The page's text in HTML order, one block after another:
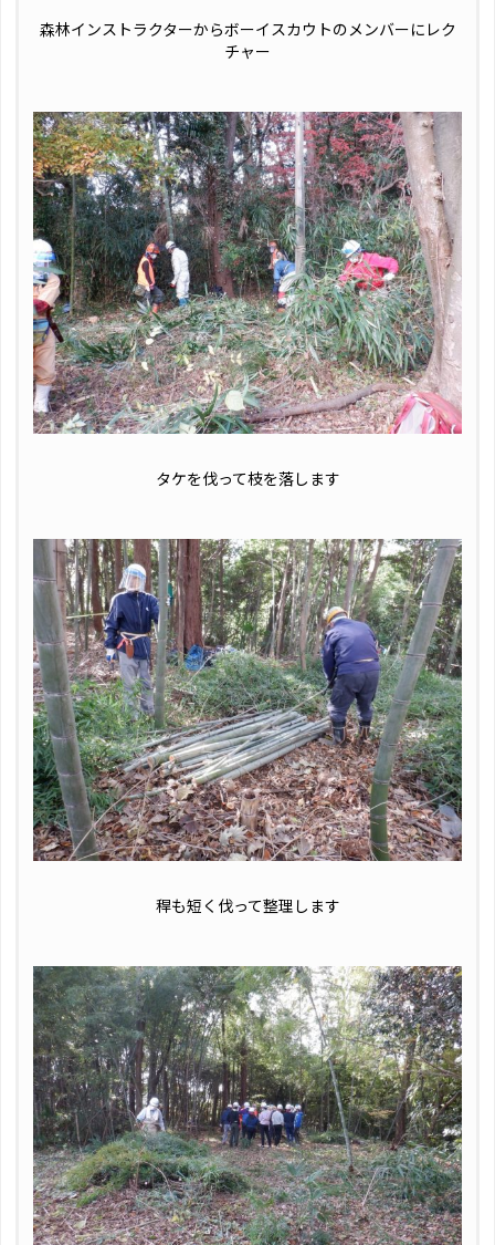
森林インストラクターからボーイスカウトのメンバーにレク
チャー
タケを伐って枝を落します
稈も短く伐って整理します